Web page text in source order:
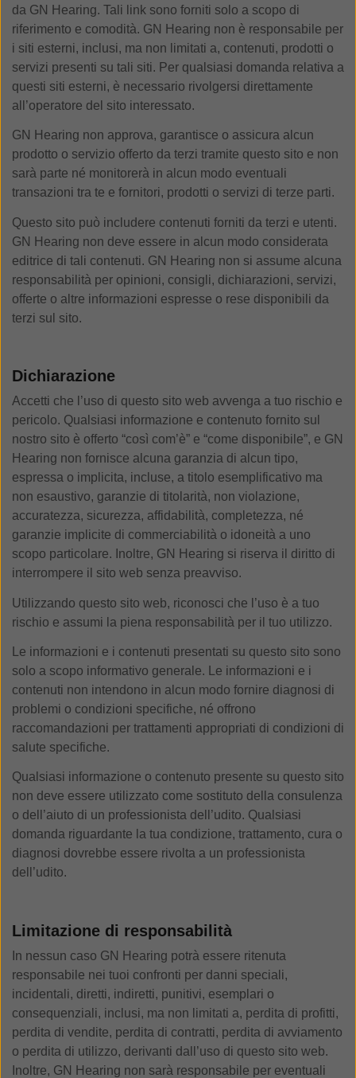
da GN Hearing. Tali link sono forniti solo a scopo di
riferimento e comodità. GN Hearing non è responsabile per
i siti esterni, inclusi, ma non limitati a, contenuti, prodotti o
servizi presenti su tali siti. Per qualsiasi domanda relativa a
questi siti esterni, è necessario rivolgersi direttamente
all’operatore del sito interessato.
GN Hearing non approva, garantisce o assicura alcun
prodotto o servizio offerto da terzi tramite questo sito e non
sarà parte né monitorerà in alcun modo eventuali
transazioni tra te e fornitori, prodotti o servizi di terze parti.
Questo sito può includere contenuti forniti da terzi e utenti.
GN Hearing non deve essere in alcun modo considerata
editrice di tali contenuti. GN Hearing non si assume alcuna
responsabilità per opinioni, consigli, dichiarazioni, servizi,
offerte o altre informazioni espresse o rese disponibili da
terzi sul sito.
Dichiarazione
Accetti che l’uso di questo sito web avvenga a tuo rischio e
pericolo. Qualsiasi informazione e contenuto fornito sul
nostro sito è offerto “così com’è” e “come disponibile”, e GN
Hearing non fornisce alcuna garanzia di alcun tipo,
espressa o implicita, incluse, a titolo esemplificativo ma
non esaustivo, garanzie di titolarità, non violazione,
accuratezza, sicurezza, affidabilità, completezza, né
garanzie implicite di commerciabilità o idoneità a uno
scopo particolare. Inoltre, GN Hearing si riserva il diritto di
interrompere il sito web senza preavviso.
Utilizzando questo sito web, riconosci che l’uso è a tuo
rischio e assumi la piena responsabilità per il tuo utilizzo.
Le informazioni e i contenuti presentati su questo sito sono
solo a scopo informativo generale. Le informazioni e i
contenuti non intendono in alcun modo fornire diagnosi di
problemi o condizioni specifiche, né offrono
raccomandazioni per trattamenti appropriati di condizioni di
salute specifiche.
Qualsiasi informazione o contenuto presente su questo sito
non deve essere utilizzato come sostituto della consulenza
o dell’aiuto di un professionista dell’udito. Qualsiasi
domanda riguardante la tua condizione, trattamento, cura o
diagnosi dovrebbe essere rivolta a un professionista
dell’udito.
Limitazione di responsabilità
In nessun caso GN Hearing potrà essere ritenuta
responsabile nei tuoi confronti per danni speciali,
incidentali, diretti, indiretti, punitivi, esemplari o
consequenziali, inclusi, ma non limitati a, perdita di profitti,
perdita di vendite, perdita di contratti, perdita di avviamento
o perdita di utilizzo, derivanti dall’uso di questo sito web.
Inoltre, GN Hearing non sarà responsabile per eventuali